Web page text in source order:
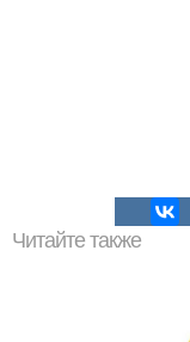
Читайте также